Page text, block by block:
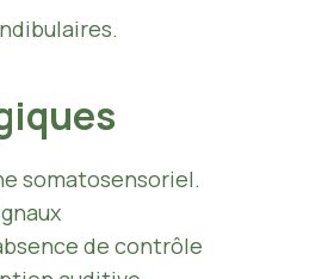
somatosensoriel.
de contrôle